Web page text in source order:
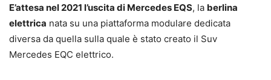
E’attesa nel 2021 l’uscita di Mercedes EQS, la berlina
elettrica nata su una piattaforma modulare dedicata
diversa da quella sulla quale è stato creato il Suv
Mercedes EQC elettrico.